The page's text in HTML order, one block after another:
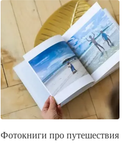
Фотокниги про путешествия